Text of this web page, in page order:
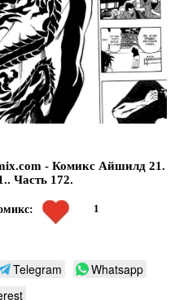
- Комикс Айшилд 21.
Часть 172.
1
Telegram
Whatsapp